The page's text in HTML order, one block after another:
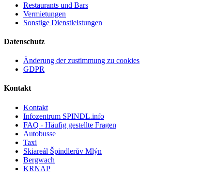
Restaurants und Bars
Vermietungen
Sonstige Dienstleistungen
Datenschutz
Änderung der zustimmung zu cookies
GDPR
Kontakt
Kontakt
Infozentrum SPINDL.info
FAQ - Häufig gestellte Fragen
Autobusse
Taxi
Skiareál Špindlerův Mlýn
Bergwach
KRNAP